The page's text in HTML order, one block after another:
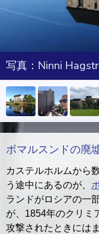
写真：Ninni
ボマルスンドの廃
カステルホルムから
う途中にあるのが、
ランドがロシアの一
が、1854年のクリミ
攻撃されたときには